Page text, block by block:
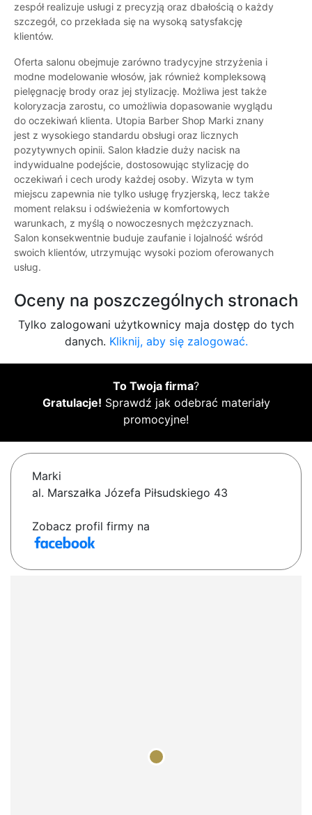
zespół realizuje usługi z precyzją oraz dbałością o każdy
szczegół, co przekłada się na wysoką satysfakcję
klientów.
Oferta salonu obejmuje zarówno tradycyjne strzyżenia i
modne modelowanie włosów, jak również kompleksową
pielęgnację brody oraz jej stylizację. Możliwa jest także
koloryzacja zarostu, co umożliwia dopasowanie wyglądu
do oczekiwań klienta. Utopia Barber Shop Marki znany
jest z wysokiego standardu obsługi oraz licznych
pozytywnych opinii. Salon kładzie duży nacisk na
indywidualne podejście, dostosowując stylizację do
oczekiwań i cech urody każdej osoby. Wizyta w tym
miejscu zapewnia nie tylko usługę fryzjerską, lecz także
moment relaksu i odświeżenia w komfortowych
warunkach, z myślą o nowoczesnych mężczyznach.
Salon konsekwentnie buduje zaufanie i lojalność wśród
swoich klientów, utrzymując wysoki poziom oferowanych
usług.
Oceny na poszczególnych stronach
Tylko zalogowani użytkownicy maja dostęp do tych
danych. Kliknij, aby się zalogować.
To Twoja firma?
Gratulacje! Sprawdź jak odebrać materiały
promocyjne!
Marki
al. Marszałka Józefa Piłsudskiego 43
Zobacz profil firmy na